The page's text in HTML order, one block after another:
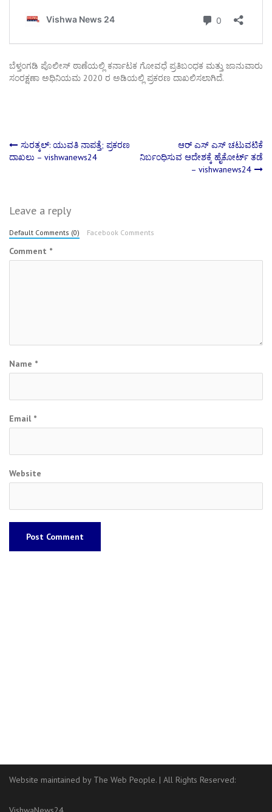
ಬೆಳ್ತಂಗಡಿ ಪೊಲೀಸ್ ಠಾಣೆಯಲ್ಲಿ ಕರ್ನಾಟಕ ಗೋವಧೆ ಪ್ರತಿಬಂಧಕ ಮತ್ತು ಜಾನುವಾರು
ಸಂರಕ್ಷಣಾ ಅಧಿನಿಯಮ 2020 ರ ಅಡಿಯಲ್ಲಿ ಪ್ರಕರಣ ದಾಖಲಿಸಲಾಗಿದೆ.
Post
ಸುರತ್ಕಲ್‌: ಯುವತಿ ನಾಪತ್ತೆ; ಪ್ರಕರಣ
ದಾಖಲು – vishwanews24
ಆರ್‌ ಎಸ್‌ ಎಸ್‌ ಚಟುವಟಿಕೆ
ನಿರ್ಬಂಧಿಸುವ ಆದೇಶಕ್ಕೆ ಹೈಕೋರ್ಟ್ ತಡೆ
– vishwanews24
Leave a reply
Default Comments (0) Facebook Comments
Comment *
Name *
Email *
Website
Website maintained by The Web People. | All Rights Reserved: